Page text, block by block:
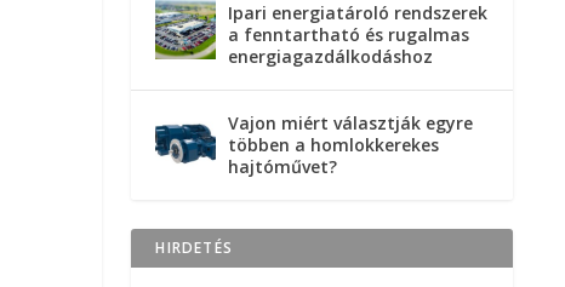
Ipari energiatároló rendszerek
a fenntartható és rugalmas
energiagazdálkodáshoz
Vajon miért választják egyre
többen a homlokkerekes
hajtóművet?
HIRDETÉS